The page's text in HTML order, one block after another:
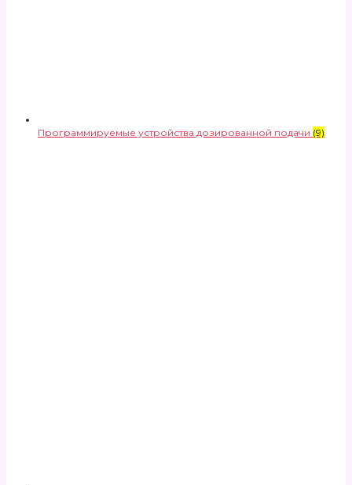
Программируемые устройства дозированной подачи (9)